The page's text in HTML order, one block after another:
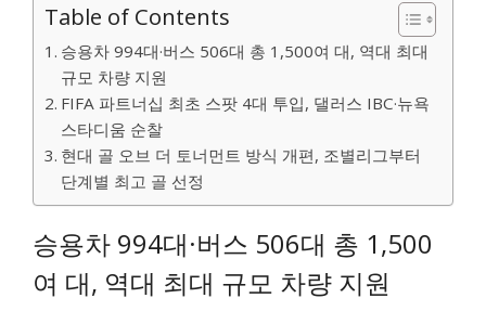
Table of Contents
승용차 994대·버스 506대 총 1,500여 대, 역대 최대
규모 차량 지원
FIFA 파트너십 최초 스팟 4대 투입, 댈러스 IBC·뉴욕
스타디움 순찰
현대 골 오브 더 토너먼트 방식 개편, 조별리그부터
단계별 최고 골 선정
승용차 994대·버스 506대 총 1,500
여 대, 역대 최대 규모 차량 지원